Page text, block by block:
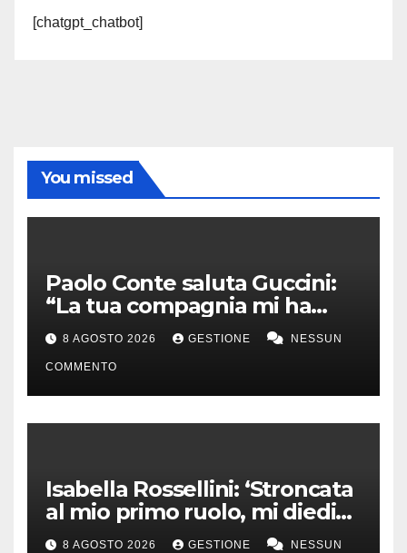
[chatgpt_chatbot]
You missed
Paolo Conte saluta Guccini:
“La tua compagnia mi ha
sempre divertito”
8 AGOSTO 2026 GESTIONE NESSUN
COMMENTO
Isabella Rossellini: ‘Stroncata
al mio primo ruolo, mi diedi
alla moda’
8 AGOSTO 2026 GESTIONE NESSUN